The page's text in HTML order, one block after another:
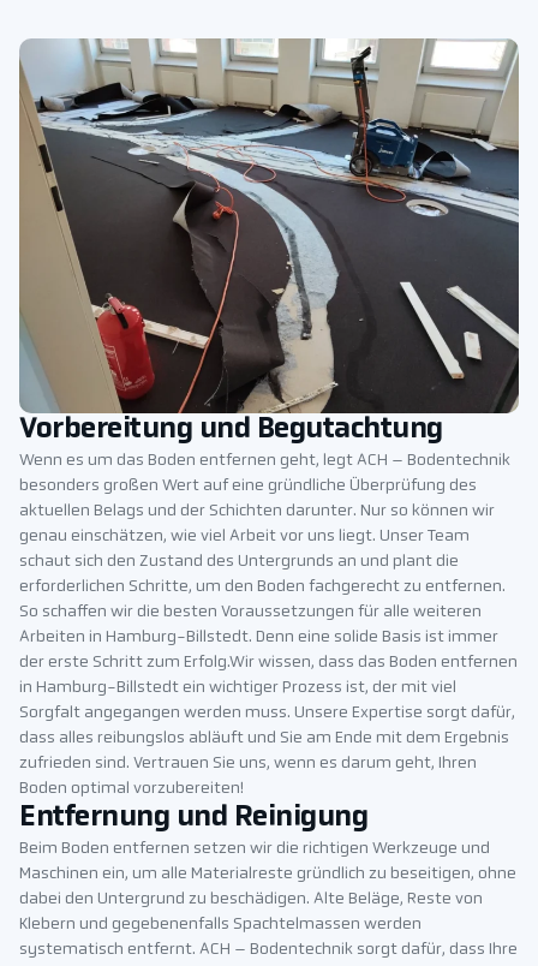
Vorbereitung und Begutachtung
Wenn es um das Boden entfernen geht, legt ACH – Bodentechnik
besonders großen Wert auf eine gründliche Überprüfung des
aktuellen Belags und der Schichten darunter. Nur so können wir
genau einschätzen, wie viel Arbeit vor uns liegt. Unser Team
schaut sich den Zustand des Untergrunds an und plant die
erforderlichen Schritte, um den Boden fachgerecht zu entfernen.
So schaffen wir die besten Voraussetzungen für alle weiteren
Arbeiten in Hamburg-Billstedt. Denn eine solide Basis ist immer
der erste Schritt zum Erfolg.Wir wissen, dass das Boden entfernen
in Hamburg-Billstedt ein wichtiger Prozess ist, der mit viel
Sorgfalt angegangen werden muss. Unsere Expertise sorgt dafür,
dass alles reibungslos abläuft und Sie am Ende mit dem Ergebnis
zufrieden sind. Vertrauen Sie uns, wenn es darum geht, Ihren
Boden optimal vorzubereiten!
Entfernung und Reinigung
Beim Boden entfernen setzen wir die richtigen Werkzeuge und
Maschinen ein, um alle Materialreste gründlich zu beseitigen, ohne
dabei den Untergrund zu beschädigen. Alte Beläge, Reste von
Klebern und gegebenenfalls Spachtelmassen werden
systematisch entfernt. ACH – Bodentechnik sorgt dafür, dass Ihre